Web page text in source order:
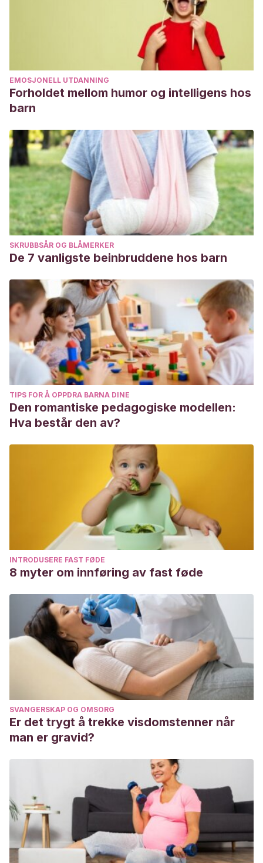
Educación. Dos conceptos distintos. Revista UMBRAL,
Colegio de Licenciados y Profesores en Letras, Filosofía,
Ciencias y Artes Costa Rica (Colypro); 2014. Lemus, L.
http://www.colypro.com/revista/articulo/la-pedagogia-y-la-
educacion.-dos-conceptos-distintos
EMOSJONELL UTDANNING
Forholdet mellom humor og intelligens hos
barn
SKRUBBSÅR OG BLÅMERKER
De 7 vanligste beinbruddene hos barn
TIPS FOR Å OPPDRA BARNA DINE
Den romantiske pedagogiske modellen:
Hva består den av?
INTRODUSERE FAST FØDE
8 myter om innføring av fast føde
SVANGERSKAP OG OMSORG
Er det trygt å trekke visdomstenner når
man er gravid?